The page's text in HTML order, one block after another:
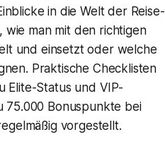
in die Welt der Reise-
wie man mit den richtigen
und einsetzt oder welche
Praktische Checklisten
Elite-Status und VIP-
75.000 Bonuspunkte bei
vorgestellt.